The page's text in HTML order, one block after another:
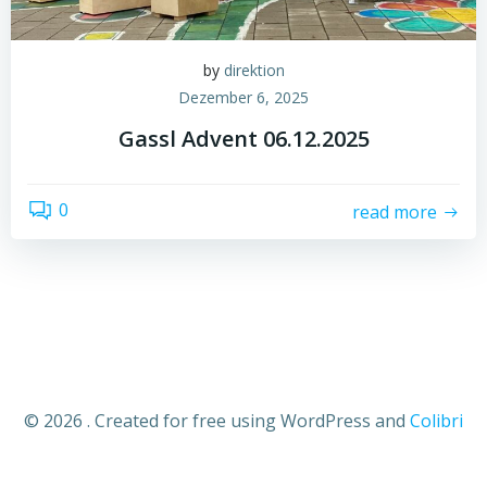
by direktion
Dezember 6, 2025
Gassl Advent 06.12.2025
0 read more
© 2026 . Created for free using WordPress and Colibri